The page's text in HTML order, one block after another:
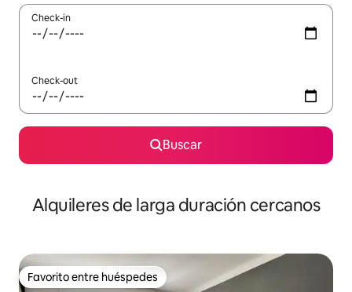
Check-in
Check-out
Buscar
Alquileres de larga duración cercanos
Favorito entre huéspedes
Favorito entre huéspedes